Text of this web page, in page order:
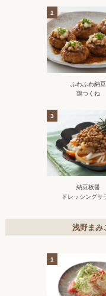
1
ふわふわ納豆
鶏つくね
3
納豆板醤
ドレッシングサ
浅野まみ
1